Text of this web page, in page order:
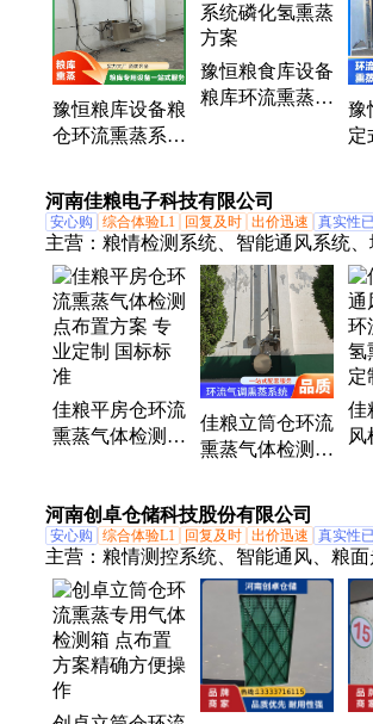
库风口、通风系统、弧形挡粮板、空
通风口、粮库通风口、粮库密闭门、
风地上笼、粮库窗保温、三角挡粮板
豫恒粮库设备粮
仓环流熏蒸系统
豫恒粮食库设备
粮库环流熏蒸系
豫
定
河南佳粮电子科技有限公司
安心购 综合体验L1 回复及时 出价迅速 真实性
主营： 粮情检测系统、智能通风系统
备、环流气调熏蒸系统、内环流熏蒸系
空调和谷物冷却机、粮仓保温密闭门窗
测终端、粮面走道板、充气泵和空气
佳粮平房仓环流
熏蒸气体检测点
佳粮立筒仓环流
熏蒸气体检测方
造 安全防爆品
质级别
佳
风
河南创卓仓储科技股份有限公司
安心购 综合体验L1 回复及时 出价迅速 真实性
主营： 粮情测控系统、智能通风、粮
熏蒸设备、内环流控温系统、气调熏
环流熏蒸系统、内环流均温、地上笼
监测采样杆、粮库专用空调及谷物冷
及胶条、PVCPE粮面走道板、磷化氢
锈钢保温型通风口、粮仓空调、无线AI